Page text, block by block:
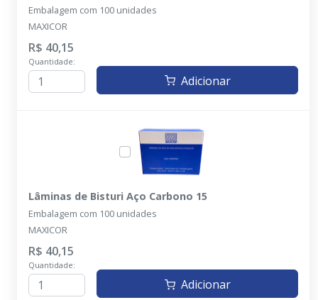
Embalagem com 100 unidades
MAXICOR
R$ 40,15
Quantidade:
Adicionar
Lâminas de Bisturi Aço Carbono 15
Embalagem com 100 unidades
MAXICOR
R$ 40,15
Quantidade:
Adicionar